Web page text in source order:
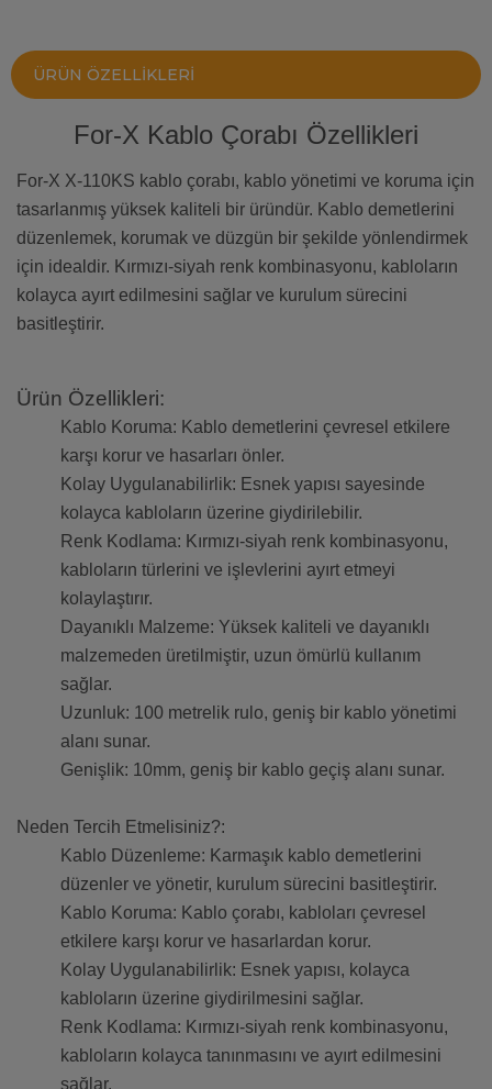
ÜRÜN ÖZELLIKLERI
For-X Kablo Çorabı Özellikleri
For-X X-110KS kablo çorabı, kablo yönetimi ve koruma için
tasarlanmış yüksek kaliteli bir üründür. Kablo demetlerini
düzenlemek, korumak ve düzgün bir şekilde yönlendirmek
için idealdir. Kırmızı-siyah renk kombinasyonu, kabloların
kolayca ayırt edilmesini sağlar ve kurulum sürecini
basitleştirir.
Ürün Özellikleri:
Kablo Koruma: Kablo demetlerini çevresel etkilere
karşı korur ve hasarları önler.
Kolay Uygulanabilirlik: Esnek yapısı sayesinde
kolayca kabloların üzerine giydirilebilir.
Renk Kodlama: Kırmızı-siyah renk kombinasyonu,
kabloların türlerini ve işlevlerini ayırt etmeyi
kolaylaştırır.
Dayanıklı Malzeme: Yüksek kaliteli ve dayanıklı
malzemeden üretilmiştir, uzun ömürlü kullanım
sağlar.
Uzunluk: 100 metrelik rulo, geniş bir kablo yönetimi
alanı sunar.
Genişlik: 10mm, geniş bir kablo geçiş alanı sunar.
Neden Tercih Etmelisiniz?:
Kablo Düzenleme: Karmaşık kablo demetlerini
düzenler ve yönetir, kurulum sürecini basitleştirir.
Kablo Koruma: Kablo çorabı, kabloları çevresel
etkilere karşı korur ve hasarlardan korur.
Kolay Uygulanabilirlik: Esnek yapısı, kolayca
kabloların üzerine giydirilmesini sağlar.
Renk Kodlama: Kırmızı-siyah renk kombinasyonu,
kabloların kolayca tanınmasını ve ayırt edilmesini
sağlar.